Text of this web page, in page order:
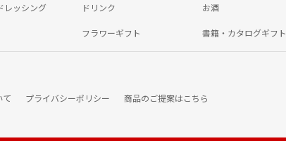
レッシング ドリンク お酒
フラワーギフト 書籍・カタログギフト
て プライバシーポリシー 商品のご提案はこちら